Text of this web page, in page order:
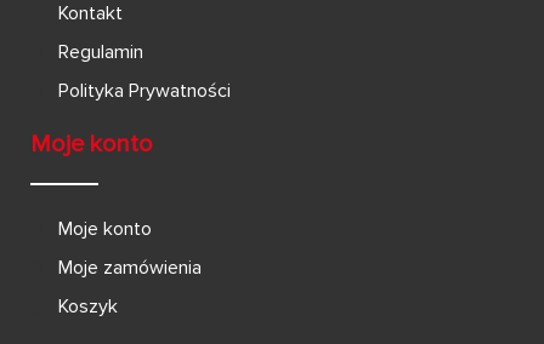
Kontakt
Regulamin
Polityka Prywatności
Moje konto
Moje konto
Moje zamówienia
Koszyk